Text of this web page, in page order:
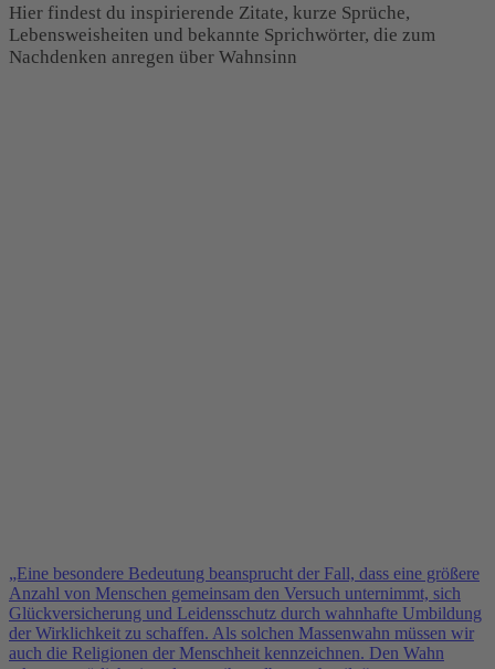
Hier findest du inspirierende Zitate, kurze Sprüche,
Lebensweisheiten und bekannte Sprichwörter, die zum
Nachdenken anregen über Wahnsinn
„Eine besondere Bedeutung beansprucht der Fall, dass eine größere
Anzahl von Menschen gemeinsam den Versuch unternimmt, sich
Glückversicherung und Leidensschutz durch wahnhafte Umbildung
der Wirklichkeit zu schaffen. Als solchen Massenwahn müssen wir
auch die Religionen der Menschheit kennzeichnen. Den Wahn